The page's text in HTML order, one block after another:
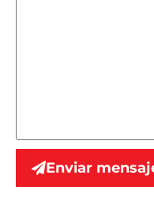
Enviar